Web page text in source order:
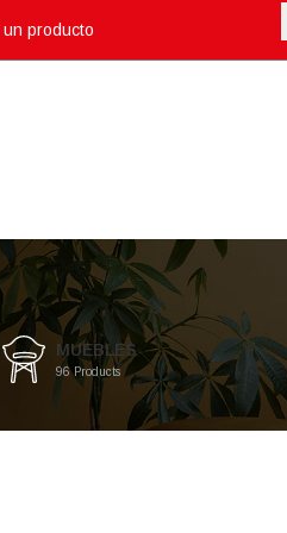
MUEBLES
96 Products